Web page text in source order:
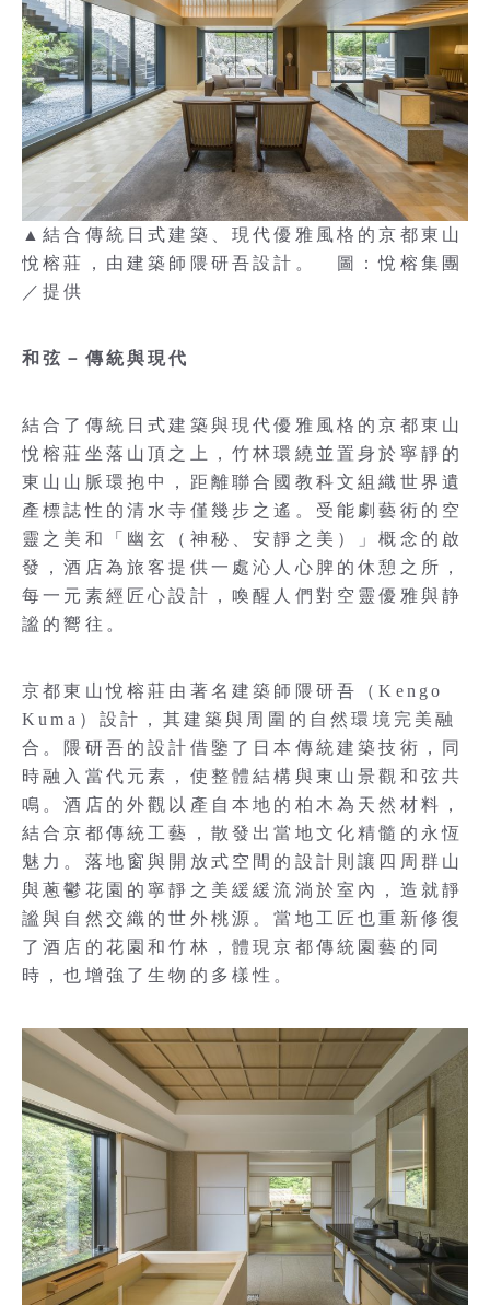
▲結合傳統日式建築、現代優雅風格的京都東山
悅榕莊，由建築師隈研吾設計。 圖：悅榕集團
／提供
和弦－傳統與現代
結合了傳統日式建築與現代優雅風格的京都東山
悅榕莊坐落山頂之上，竹林環繞並置身於寧靜的
東山山脈環抱中，距離聯合國教科文組織世界遺
產標誌性的清水寺僅幾步之遙。受能劇藝術的空
靈之美和「幽玄（神秘、安靜之美）」概念的啟
發，酒店為旅客提供一處沁人心脾的休憩之所，
每一元素經匠心設計，喚醒人們對空靈優雅與静
謐的嚮往。
京都東山悅榕莊由著名建築師隈研吾（Kengo
Kuma）設計，其建築與周圍的自然環境完美融
合。隈研吾的設計借鑒了日本傳統建築技術，同
時融入當代元素，使整體結構與東山景觀和弦共
鳴。酒店的外觀以產自本地的柏木為天然材料，
結合京都傳統工藝，散發出當地文化精髓的永恆
魅力。落地窗與開放式空間的設計則讓四周群山
與蔥鬱花園的寧靜之美緩緩流淌於室內，造就靜
謐與自然交織的世外桃源。當地工匠也重新修復
了酒店的花園和竹林，體現京都傳統園藝的同
時，也增強了生物的多樣性。